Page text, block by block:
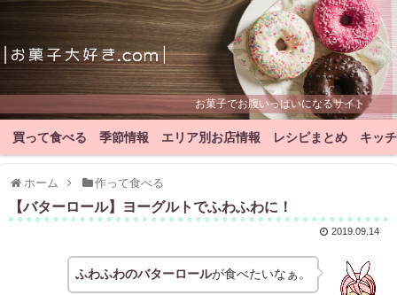
お菓子でお腹いっぱいになるサイト
買って食べる 季節情報 エリア別お店情報 レシピまとめ キッ
ホーム 作って食べる
【バターロール】ヨーグルトでふわふわに！
2019.09.14
ふわふわのバターロールが食べたいなぁ。